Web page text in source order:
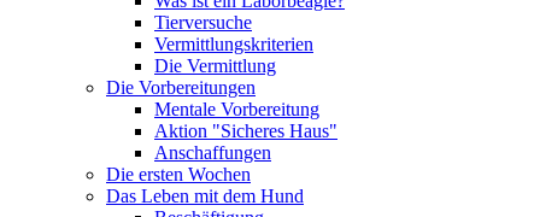
Tierversuche
Vermittlungskriterien
Die Vermittlung
Die Vorbereitungen
Mentale Vorbereitung
Aktion "Sicheres Haus"
Anschaffungen
Die ersten Wochen
Das Leben mit dem Hund